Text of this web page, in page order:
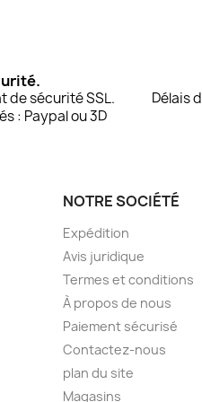
de sécurité SSL.
: Paypal ou 3D
Délais
NOTRE SOCIÉTÉ
Expédition
Avis juridique
Termes et conditions
À propos de nous
Paiement sécurisé
Contactez-nous
plan du site
Magasins